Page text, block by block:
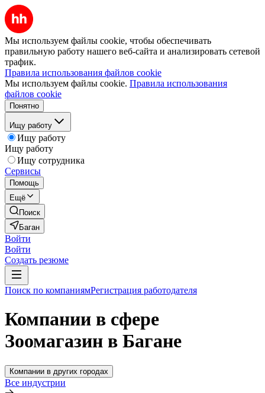
Мы используем файлы cookie, чтобы обеспечивать
правильную работу нашего веб-сайта и анализировать сетевой
трафик.
Правила использования файлов cookie
Мы используем файлы cookie. Правила использования
файлов cookie
Понятно
Ищу работу
Ищу работу
Ищу работу
Ищу сотрудника
Сервисы
Помощь
Ещё
Поиск
Баган
Войти
Войти
Создать резюме
Поиск по компаниямРегистрация работодателя
Компании в сфере
Зоомагазин в Багане
Компании в других городах
Все индустрии